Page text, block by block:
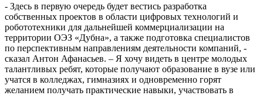
- Здесь в первую очередь будет вестись разработка
собственных проектов в области цифровых технологий и
робототехники для дальнейшей коммерциализации на
территории ОЭЗ «Дубна», а также подготовка специалистов
по перспективным направлениям деятельности компаний, -
сказал Антон Афанасьев. – Я хочу видеть в центре молодых
талантливых ребят, которые получают образование в вузе или
учатся в колледжах, гимназиях и одновременно горят
желанием получать практические навыки, участвовать в